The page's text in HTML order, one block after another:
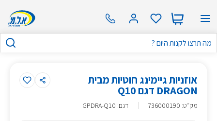
אוזניות גיימינג חוטיות מבית
DRAGON דגם Q10
מק״ט:
736000190 דגם: GPDRA-Q10